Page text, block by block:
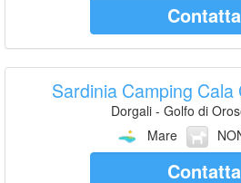
Contatta
Sardinia Camping Cala
Dorgali - Golfo di
Mare
Contatta